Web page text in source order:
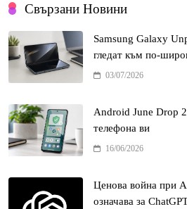
Свързани Новини
Samsung Galaxy
гледат към по-
03/07/2026
Android June Drop
телефона ви
16/06/2026
Ценова война при
означава за